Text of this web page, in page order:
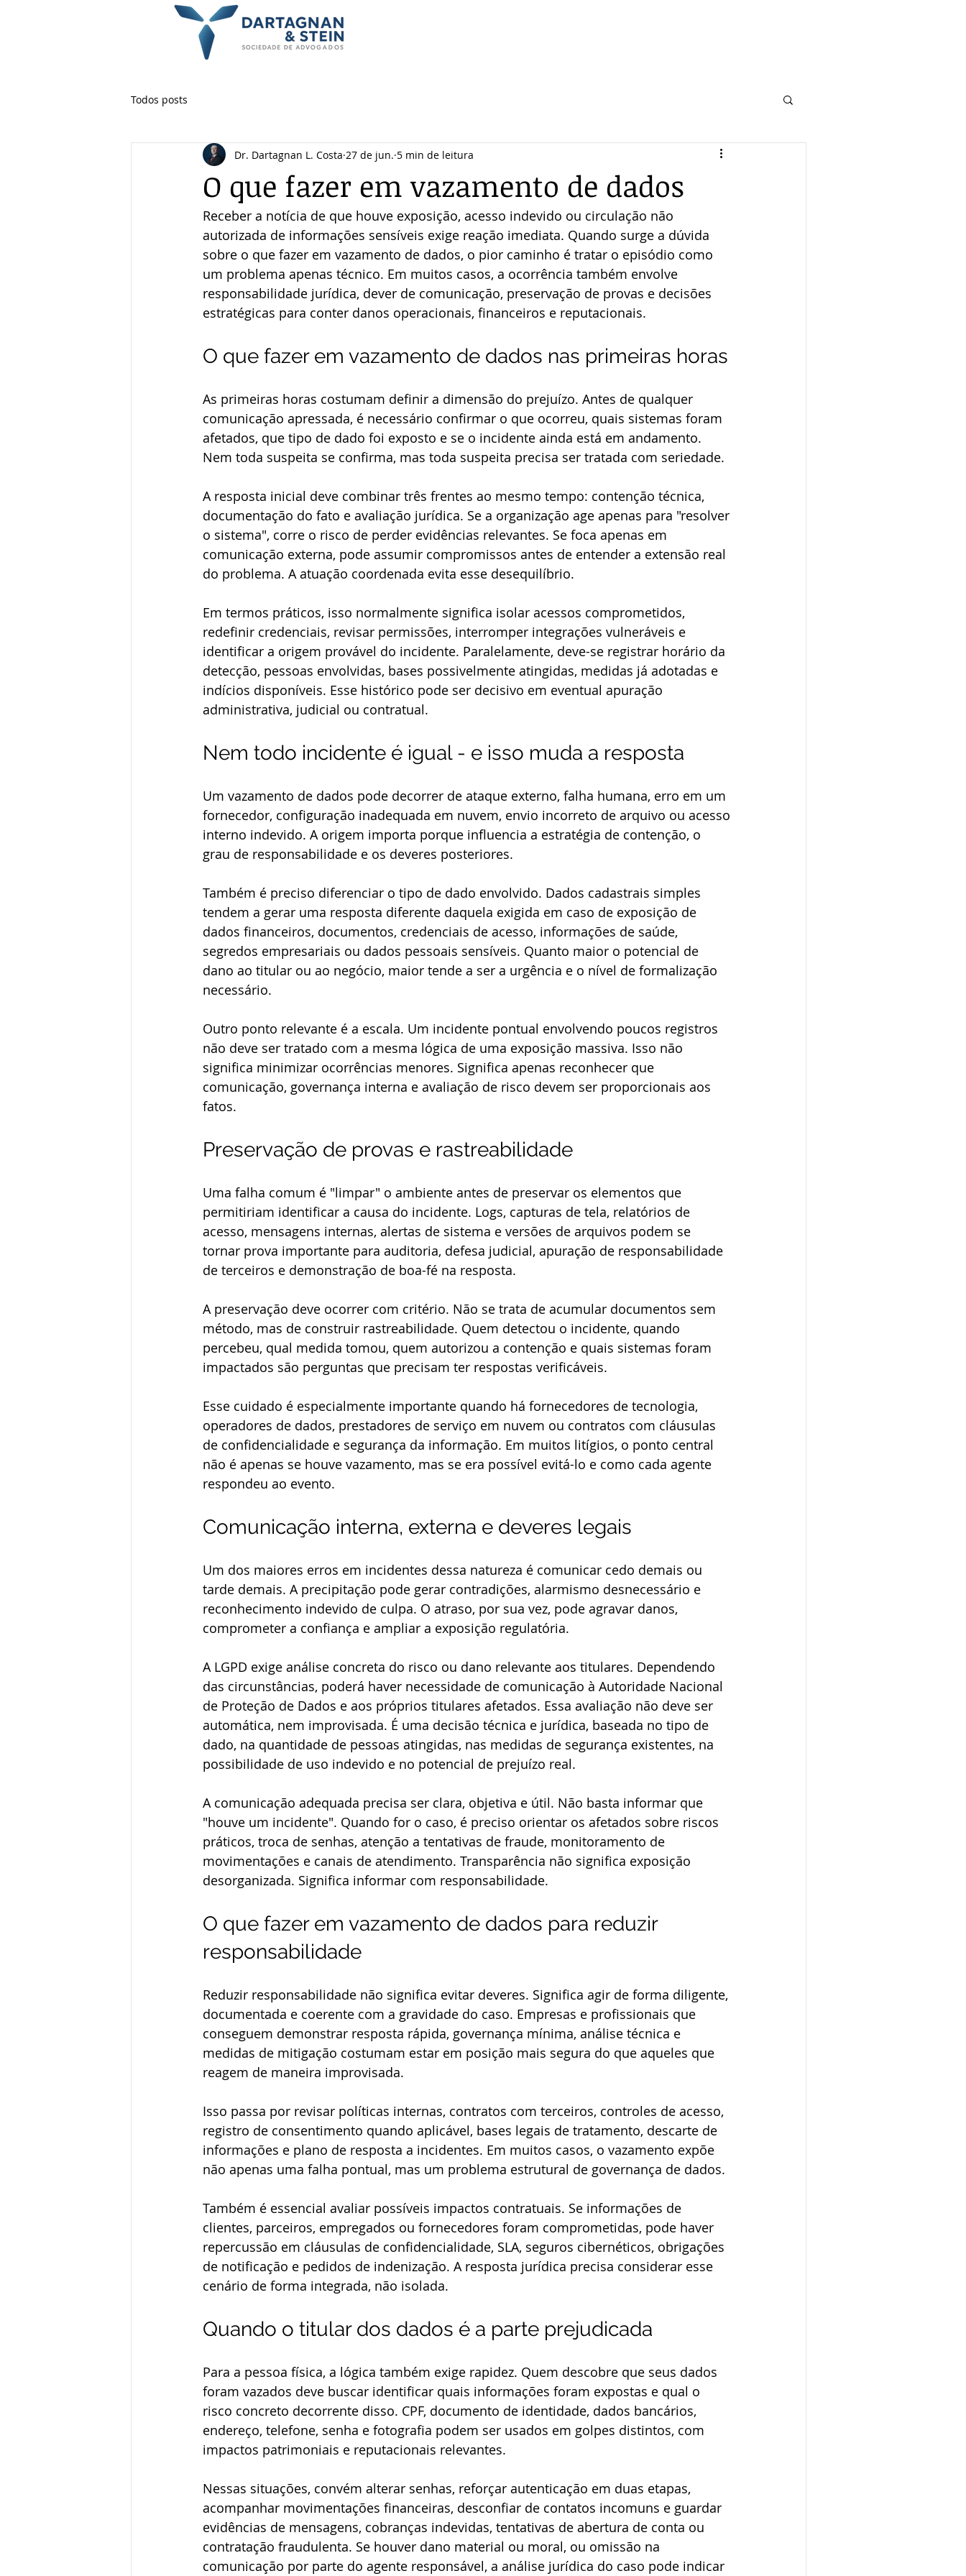
Todos posts
O que fazer em vazamento de dados
Dr. Dartagnan L. Costa 27 de jun. 5 min de leitura
Receber a notícia de que houve exposição, acesso indevido ou circulação não
autorizada de informações sensíveis exige reação imediata. Quando surge a dúvida
sobre o que fazer em vazamento de dados, o pior caminho é tratar o episódio como
um problema apenas técnico. Em muitos casos, a ocorrência também envolve
responsabilidade jurídica, dever de comunicação, preservação de provas e decisões
estratégicas para conter danos operacionais, financeiros e reputacionais.
O que fazer em vazamento de dados nas primeiras horas
As primeiras horas costumam definir a dimensão do prejuízo. Antes de qualquer
comunicação apressada, é necessário confirmar o que ocorreu, quais sistemas foram
afetados, que tipo de dado foi exposto e se o incidente ainda está em andamento.
Nem toda suspeita se confirma, mas toda suspeita precisa ser tratada com seriedade.
A resposta inicial deve combinar três frentes ao mesmo tempo: contenção técnica,
documentação do fato e avaliação jurídica. Se a organização age apenas para "resolver
o sistema", corre o risco de perder evidências relevantes. Se foca apenas em
comunicação externa, pode assumir compromissos antes de entender a extensão real
do problema. A atuação coordenada evita esse desequilíbrio.
Em termos práticos, isso normalmente significa isolar acessos comprometidos,
redefinir credenciais, revisar permissões, interromper integrações vulneráveis e
identificar a origem provável do incidente. Paralelamente, deve-se registrar horário da
detecção, pessoas envolvidas, bases possivelmente atingidas, medidas já adotadas e
indícios disponíveis. Esse histórico pode ser decisivo em eventual apuração
administrativa, judicial ou contratual.
Nem todo incidente é igual - e isso muda a resposta
Um vazamento de dados pode decorrer de ataque externo, falha humana, erro em um
fornecedor, configuração inadequada em nuvem, envio incorreto de arquivo ou acesso
interno indevido. A origem importa porque influencia a estratégia de contenção, o
grau de responsabilidade e os deveres posteriores.
Também é preciso diferenciar o tipo de dado envolvido. Dados cadastrais simples
tendem a gerar uma resposta diferente daquela exigida em caso de exposição de
dados financeiros, documentos, credenciais de acesso, informações de saúde,
segredos empresariais ou dados pessoais sensíveis. Quanto maior o potencial de
dano ao titular ou ao negócio, maior tende a ser a urgência e o nível de formalização
necessário.
Outro ponto relevante é a escala. Um incidente pontual envolvendo poucos registros
não deve ser tratado com a mesma lógica de uma exposição massiva. Isso não
significa minimizar ocorrências menores. Significa apenas reconhecer que
comunicação, governança interna e avaliação de risco devem ser proporcionais aos
fatos.
Preservação de provas e rastreabilidade
Uma falha comum é "limpar" o ambiente antes de preservar os elementos que
permitiriam identificar a causa do incidente. Logs, capturas de tela, relatórios de
acesso, mensagens internas, alertas de sistema e versões de arquivos podem se
tornar prova importante para auditoria, defesa judicial, apuração de responsabilidade
de terceiros e demonstração de boa-fé na resposta.
A preservação deve ocorrer com critério. Não se trata de acumular documentos sem
método, mas de construir rastreabilidade. Quem detectou o incidente, quando
percebeu, qual medida tomou, quem autorizou a contenção e quais sistemas foram
impactados são perguntas que precisam ter respostas verificáveis.
Esse cuidado é especialmente importante quando há fornecedores de tecnologia,
operadores de dados, prestadores de serviço em nuvem ou contratos com cláusulas
de confidencialidade e segurança da informação. Em muitos litígios, o ponto central
não é apenas se houve vazamento, mas se era possível evitá-lo e como cada agente
respondeu ao evento.
Comunicação interna, externa e deveres legais
Um dos maiores erros em incidentes dessa natureza é comunicar cedo demais ou
tarde demais. A precipitação pode gerar contradições, alarmismo desnecessário e
reconhecimento indevido de culpa. O atraso, por sua vez, pode agravar danos,
comprometer a confiança e ampliar a exposição regulatória.
A LGPD exige análise concreta do risco ou dano relevante aos titulares. Dependendo
das circunstâncias, poderá haver necessidade de comunicação à Autoridade Nacional
de Proteção de Dados e aos próprios titulares afetados. Essa avaliação não deve ser
automática, nem improvisada. É uma decisão técnica e jurídica, baseada no tipo de
dado, na quantidade de pessoas atingidas, nas medidas de segurança existentes, na
possibilidade de uso indevido e no potencial de prejuízo real.
A comunicação adequada precisa ser clara, objetiva e útil. Não basta informar que
"houve um incidente". Quando for o caso, é preciso orientar os afetados sobre riscos
práticos, troca de senhas, atenção a tentativas de fraude, monitoramento de
movimentações e canais de atendimento. Transparência não significa exposição
desorganizada. Significa informar com responsabilidade.
O que fazer em vazamento de dados para reduzir
responsabilidade
Reduzir responsabilidade não significa evitar deveres. Significa agir de forma diligente,
documentada e coerente com a gravidade do caso. Empresas e profissionais que
conseguem demonstrar resposta rápida, governança mínima, análise técnica e
medidas de mitigação costumam estar em posição mais segura do que aqueles que
reagem de maneira improvisada.
Isso passa por revisar políticas internas, contratos com terceiros, controles de acesso,
registro de consentimento quando aplicável, bases legais de tratamento, descarte de
informações e plano de resposta a incidentes. Em muitos casos, o vazamento expõe
não apenas uma falha pontual, mas um problema estrutural de governança de dados.
Também é essencial avaliar possíveis impactos contratuais. Se informações de
clientes, parceiros, empregados ou fornecedores foram comprometidas, pode haver
repercussão em cláusulas de confidencialidade, SLA, seguros cibernéticos, obrigações
de notificação e pedidos de indenização. A resposta jurídica precisa considerar esse
cenário de forma integrada, não isolada.
Quando o titular dos dados é a parte prejudicada
Para a pessoa física, a lógica também exige rapidez. Quem descobre que seus dados
foram vazados deve buscar identificar quais informações foram expostas e qual o
risco concreto decorrente disso. CPF, documento de identidade, dados bancários,
endereço, telefone, senha e fotografia podem ser usados em golpes distintos, com
impactos patrimoniais e reputacionais relevantes.
Nessas situações, convém alterar senhas, reforçar autenticação em duas etapas,
acompanhar movimentações financeiras, desconfiar de contatos incomuns e guardar
evidências de mensagens, cobranças indevidas, tentativas de abertura de conta ou
contratação fraudulenta. Se houver dano material ou moral, ou omissão na
comunicação por parte do agente responsável, a análise jurídica do caso pode indicar